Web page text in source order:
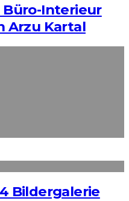
Interieur
Arzu Kartal
Bildergalerie